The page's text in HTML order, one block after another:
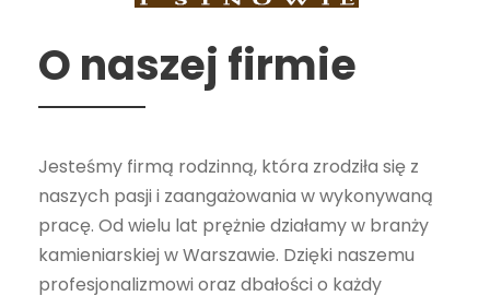
O naszej firmie
Jesteśmy firmą rodzinną, która zrodziła się z
naszych pasji i zaangażowania w wykonywaną
pracę. Od wielu lat prężnie działamy w branży
kamieniarskiej w Warszawie. Dzięki naszemu
profesjonalizmowi oraz dbałości o każdy